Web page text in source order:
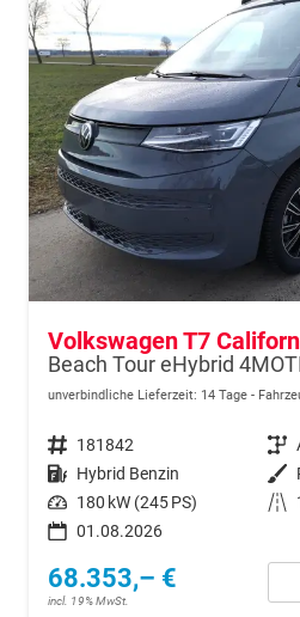
Volkswagen T7
Beach Tour eHybrid
unverbindliche Lieferzeit: 14 Tage
Fahrzeugnr. 181842 Getriebe
Kraftstoff Hybrid Benzin Außenfarbe
Leistung 180 kW (245 PS) Kilometerstand
01.08.2026
68.353,– €
incl. 19% MwSt.